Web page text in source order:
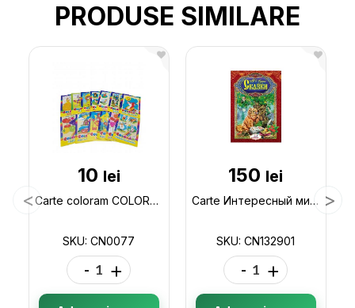
PRODUSE SIMILARE
10 lei
Carte coloram COLORAM- MIX CN0077
SKU: CN0077
- +
150 lei
Carte Интересный мир_Сказки А.Пушкин CN132901
SKU: CN132901
- +